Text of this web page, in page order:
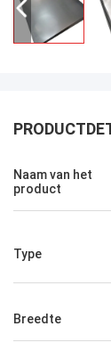
Naam van het
product
Type
Breedte